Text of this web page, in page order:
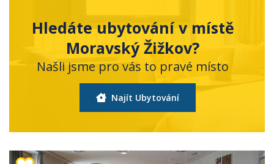
Hledáte ubytování v místě
Moravský Žižkov?
Našli jsme pro vás to pravé místo
Najít Ubytování